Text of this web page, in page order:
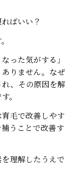
ばいい？
った気がする」
りません。なぜ
、その原因を解
。
毛で改善しやす
うことで改善す
理解したうえで